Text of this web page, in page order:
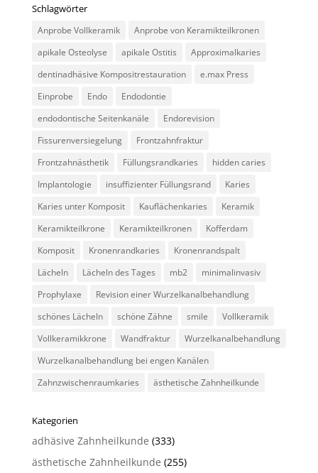
Schlagwörter
Anprobe Vollkeramik
Anprobe von Keramikteilkronen
apikale Osteolyse
apikale Ostitis
Approximalkaries
dentinadhäsive Kompositrestauration
e.max Press
Einprobe
Endo
Endodontie
endodontische Seitenkanäle
Endorevision
Fissurenversiegelung
Frontzahnfraktur
Frontzahnästhetik
Füllungsrandkaries
hidden caries
Implantologie
insuffizienter Füllungsrand
Karies
Karies unter Komposit
Kauflächenkaries
Keramik
Keramikteilkrone
Keramikteilkronen
Kofferdam
Komposit
Kronenrandkaries
Kronenrandspalt
Lächeln
Lächeln des Tages mb2
minimalinvasiv
Prophylaxe
Revision einer Wurzelkanalbehandlung
schönes Lächeln
schöne Zähne smile
Vollkeramik
Vollkeramikkrone
Wandfraktur
Wurzelkanalbehandlung
Wurzelkanalbehandlung bei engen Kanälen
Zahnzwischenraumkaries
ästhetische Zahnheilkunde
Kategorien
adhäsive Zahnheilkunde (333)
ästhetische Zahnheilkunde (255)